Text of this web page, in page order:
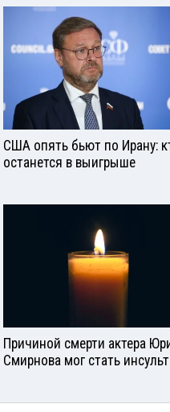
США опять бьют по Ирану:
останется в выигрыше
Причиной смерти актера
Смирнова мог стать инсульт